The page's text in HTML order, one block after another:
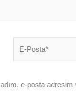
Posta*
e-posta